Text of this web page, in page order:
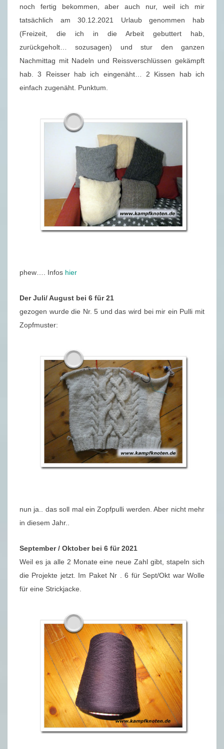
noch fertig bekommen, aber auch nur, weil ich mir
tatsächlich am 30.12.2021 Urlaub genommen hab
(Freizeit, die ich in die Arbeit gebuttert hab,
zurückgeholt… sozusagen) und stur den ganzen
Nachmittag mit Nadeln und Reissverschlüssen gekämpft
hab. 3 Reisser hab ich eingenäht… 2 Kissen hab ich
einfach zugenäht. Punktum.
phew…. Infos hier
Der Juli/ August bei 6 für 21
gezogen wurde die Nr. 5 und das wird bei mir ein Pulli mit
Zopfmuster:
nun ja.. das soll mal ein Zopfpulli werden. Aber nicht mehr
in diesem Jahr..
September / Oktober bei 6 für 2021
Weil es ja alle 2 Monate eine neue Zahl gibt, stapeln sich
die Projekte jetzt. Im Paket Nr . 6 für Sept/Okt war Wolle
für eine Strickjacke.